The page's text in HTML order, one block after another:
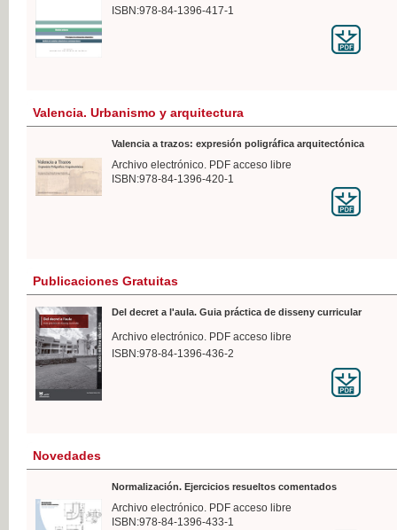
ISBN:978-84-1396-417-1
Valencia. Urbanismo y arquitectura
Valencia a trazos: expresión poligráfica arquitectónica
Archivo electrónico. PDF acceso libre
ISBN:978-84-1396-420-1
Publicaciones Gratuitas
Del decret a l'aula. Guia práctica de disseny curricular
Archivo electrónico. PDF acceso libre
ISBN:978-84-1396-436-2
Novedades
Normalización. Ejercicios resueltos comentados
Archivo electrónico. PDF acceso libre
ISBN:978-84-1396-433-1